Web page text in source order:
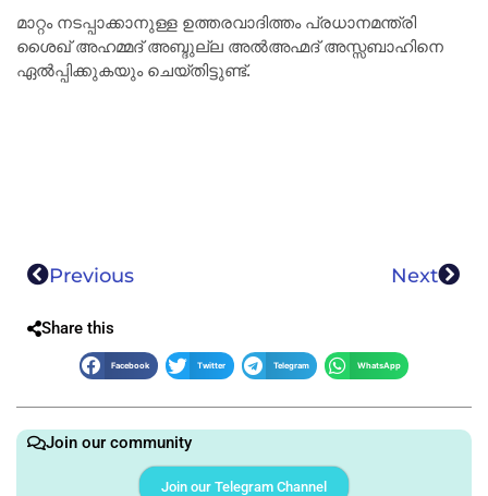
മാറ്റം നടപ്പാക്കാനുള്ള ഉത്തരവാദിത്തം പ്രധാനമന്ത്രി
ശൈഖ് അഹമ്മദ് അബ്ദുല്ല അൽഅഹ്മദ് അസ്സബാഹിനെ
ഏൽപ്പിക്കുകയും ചെയ്തിട്ടുണ്ട്.
Previous Next
Share this
Facebook Twitter Telegram WhatsApp
Join our community
Join our Telegram Channel